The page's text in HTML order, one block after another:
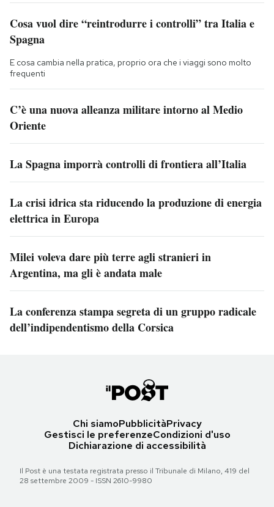
Cosa vuol dire “reintrodurre i controlli” tra Italia e
Spagna
E cosa cambia nella pratica, proprio ora che i viaggi sono molto
frequenti
C’è una nuova alleanza militare intorno al Medio
Oriente
La Spagna imporrà controlli di frontiera all’Italia
La crisi idrica sta riducendo la produzione di energia
elettrica in Europa
Milei voleva dare più terre agli stranieri in
Argentina, ma gli è andata male
La conferenza stampa segreta di un gruppo radicale
dell’indipendentismo della Corsica
Chi siamoPubblicitàPrivacy
Gestisci le preferenzeCondizioni d'uso
Dichiarazione di accessibilità
Il Post è una testata registrata presso il Tribunale di Milano, 419 del
28 settembre 2009 - ISSN 2610-9980